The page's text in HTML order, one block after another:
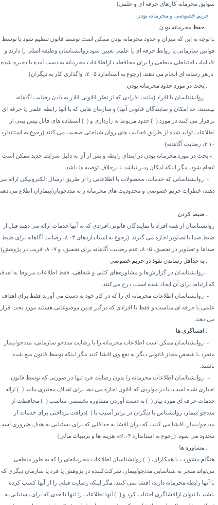
محرمانه کارهای حرفه ای و علمی)
حریم خصوصی و محرمانه بودن
حفظ محرمانه بودن
توجه به این که میزان و حدود محرمانه بودن ممکن است توسط قانون تنظیم شود یا توسط
سازمانی یا روابط حرفه ای یا علمی تعیین شود روانشناسان وظیفه اصلی را دارند و
احتیاطی منطقی را برای محافظت ازاطلاعات محرمانه به دست آمده یا ذخیره شده
رسانه ای انجام می دهند. (رجوع به استاندارد۲.۰۵، واگذاری کار به دیگران)
بحث در مورد حدود محرمانه بودن
روانشناسان با افراد (مانند، افرادی که از نظر قانونی قادر به دادن رضایت آگاهانه
حد امکان و نمایندگان قانونی آنها) و سازمان هایی که با آنها رابطه علمی یا حرفه ای
می کنند در مورد ( ۱) حدود مربوط به رازداری و ( ۲)
استفاده های قابل پیش بینی از
تولید شده از طریق فعالیت های روان شناختی صحبت می کنند (رجوع به استاندارد
، رضایت آگاهانه)
بحث در مورد محرمانه بودن در ابتدای رابطه و پس از آن به دلیل شرایط جدید ممکن است
شود، مگر اینکه امکان پذیر نباشد یا برخلاف توصیه ها باشد.
روانشناسانی که خدمات، محصولات یا اطلاعاتی را از طریق ارسال الکترونیکی ارائه می
خطرات حریم خصوصی و محدودیت های محرمانه ر به مددجویان/بیماران اطلاع می دهند.
ضبط کردن
از همه افراد یا نمایندگان قانونی افرادی که به آنها خدمات ارائه می دهند قبل از
صدا یا تصاویر اجازه می گیرند. (رجوع به استانداردهای۸.۰۳، رضایت آگاهانه برای ضبط
و تصاویر در تحقیق،۸.۰۵، عدم رضایت آگاهانه برای تحقیق، و ۸.۰۷، فریب در پژوهش)
به حداقل رساندن نفوذ در حریم خصوصی
روانشناسان در گزارش‌ها و مشاوره‌های کتبی و شفاهی، فقط اطلاعات مربوط به اهدفی
ارتباط برای آن ایجاد شده است، درج می‌کنند.
روانشناسان اطلاعات محرمانه ای را که در کار خود به دست می آورند فقط برای اهداف
یا حرفه ای مناسب و فقط با افرادی که درگیر چنین موضوعاتی هستند مورد بحث قرار
دهند.
افشاگری ها
روانشناسان ممکن است اطلاعات محرمانه را با رضایت مددجو سازمانی، مددجو/بیمار
یا شخص مجاز قانونی دیگر به نفع وی افشا کنند مگر اینکه توسط قانون منع شده
روانشناسان اطلاعات محرمانه را بدون رضایت فرد تنها در صورتی که توسط قانون
شده است، یا در مواردی که قانون اجازه می دهد برای اهداف معتبری مانند (۱)
ارائه
حرفه ای مورد نیاز (۲) به دست آوردن مشاوره تخصصی مناسب (۳)
محافظت از
/بیمار، روانشناس یا دیگران در برابر آسیب یا (۴) درافت پرداختی برای خدمات از
بیمار، افشا می کنند، که درآن افشا به حداقلی که برای دستیابی به هدف ضروری است
می شود. (رجوع به استاندارد ۶.۰۴e، هزینه ها و ترتیبات مالی)
مشاوره ها
مشورت با همکاران، (۱)
روانشناسان اطلاعات محرمانه‌ای را که به طور منطقی
منجر به شناسایی مددجو/بیمار، شرکت‌کننده در پژوهش یا فرد یا سازمان دیگری که
آنها رابطه محرمانه دارند، افشا نمی کنند، مگر اینکه رضایت قبلی را از آنها کسب کرده
یا نتوان ازافشاگری اجتناب کرد و ( ۲)
آنها اطلاعات را تنها تا حدی که برای دستیابی به